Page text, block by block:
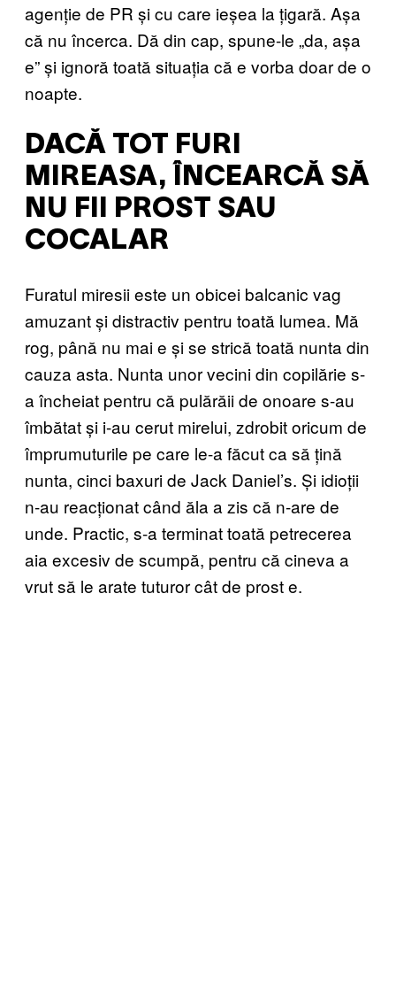
agenție de PR și cu care ieșea la țigară. Așa
că nu încerca. Dă din cap, spune-le „da, așa
e” și ignoră toată situația că e vorba doar de o
noapte.
DACĂ TOT FURI
MIREASA, ÎNCEARCĂ SĂ
NU FII PROST SAU
COCALAR
Furatul miresii este un obicei balcanic vag
amuzant și distractiv pentru toată lumea. Mă
rog, până nu mai e și se strică toată nunta din
cauza asta. Nunta unor vecini din copilărie s-
a încheiat pentru că pulărăii de onoare s-au
îmbătat și i-au cerut mirelui, zdrobit oricum de
împrumuturile pe care le-a făcut ca să țină
nunta, cinci baxuri de Jack Daniel’s. Și idioții
n-au reacționat când ăla a zis că n-are de
unde. Practic, s-a terminat toată petrecerea
aia excesiv de scumpă, pentru că cineva a
vrut să le arate tuturor cât de prost e.